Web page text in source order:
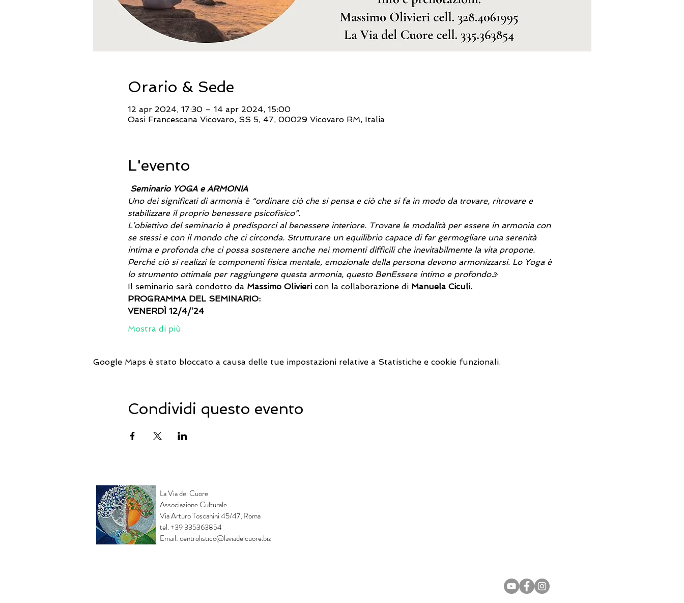
Orario & Sede
12 apr 2024, 17:30 – 14 apr 2024, 15:00
Oasi Francescana Vicovaro, SS 5, 47, 00029 Vicovaro RM, Italia
L'evento
Seminario YOGA e ARMONIA
Uno dei significati di armonia è “ordinare ciò che si pensa e ciò che si fa in modo da trovare, ritrovare e
stabilizzare il proprio benessere psicofisico”.
L’obiettivo del seminario è predisporci al benessere interiore. Trovare le modalità per essere in armonia con
se stessi e con il mondo che ci circonda. Strutturare un equilibrio capace di far germogliare una serenità
intima e profonda che ci possa sostenere anche nei momenti difficili che inevitabilmente la vita propone.
Perché ciò si realizzi le componenti fisica mentale, emozionale della persona devono armonizzarsi. Lo Yoga è
lo strumento ottimale per raggiungere questa armonia, questo BenEssere intimo e profondo.ɝ
Il seminario sarà condotto da Massimo Olivieri con la collaborazione di Manuela Ciculi.
PROGRAMMA DEL SEMINARIO:
VENERDÌ 12/4/’24
Mostra di più
Google Maps è stato bloccato a causa delle tue impostazioni relative a Statistiche e cookie funzionali.
Condividi questo evento
La Via del Cuore
Associazione Culturale
Via Arturo Toscanini 45/47, Roma
tel. +39 335363854
Email:centrolistico@laviadelcuore.biz